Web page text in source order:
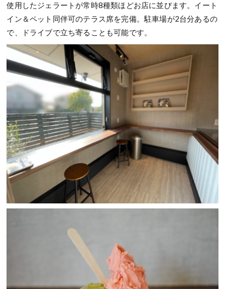
使用したジェラートが常時8種類ほどお店に並びます。イート
イン＆ペット同伴可のテラス席を完備。駐車場が2台分あるの
で、ドライブで立ち寄ることも可能です。